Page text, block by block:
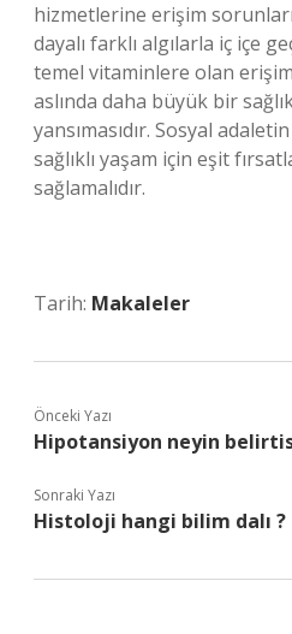
hizmetlerine erişim
dayalı farklı algılarla iç içe
temel vitaminlere olan
aslında daha büyük bir
yansımasıdır. Sosyal
sağlıklı yaşam için eşit
sağlamalıdır.
Tarih: Makaleler
Önceki Yazı
Hipotansiyon neyin
Sonraki Yazı
Histoloji hangi bilim dalı ?